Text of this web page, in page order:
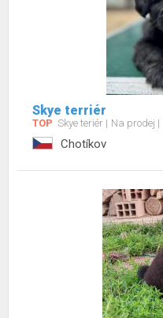
Skye terriér
TOP Skye teriér Na prodej
Chotíkov